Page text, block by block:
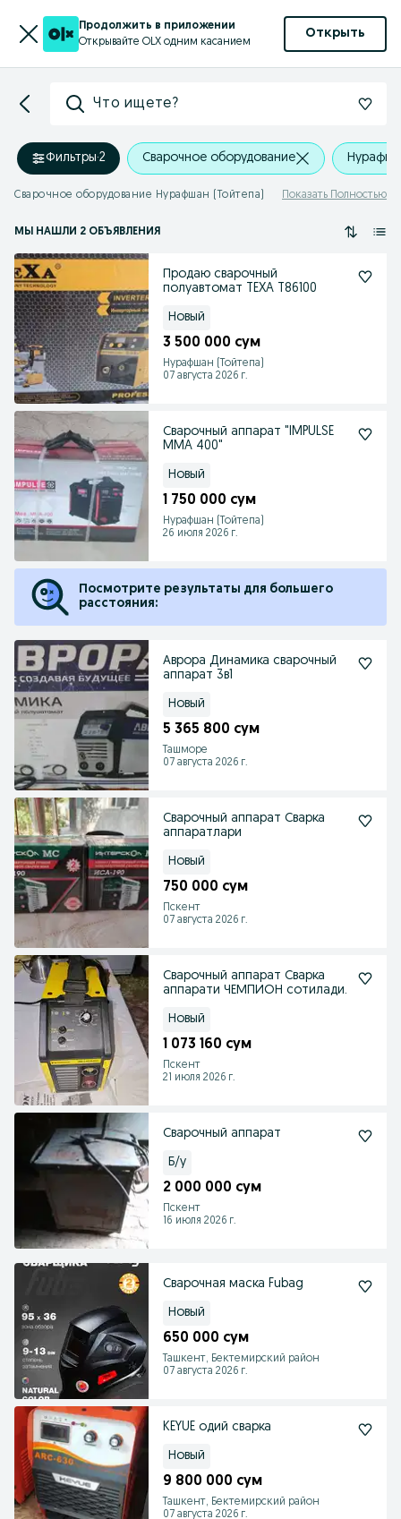
Продолжить в приложении
Открывайте OLX одним касанием
Открыть
Что ищете?
Фильтры·2 Сварочное оборудование
Сварочное оборудование Нурафшан (Тойтепа) Показать Полностью
МЫ НАШЛИ 2 ОБЪЯВЛЕНИЯ
Продаю сварочный
полуавтомат TEXA T86100
Новый
3 500 000 сум
Нурафшан (Тойтепа)
07 августа 2026 г.
Сварочный аппарат "IMPULSE
MMA 400"
Новый
1 750 000 сум
Нурафшан (Тойтепа)
26 июля 2026 г.
Посмотрите результаты для большего
расстояния:
Аврора Динамика сварочный
аппарат 3в1
Новый
5 365 800 сум
Ташморе
07 августа 2026 г.
Сварочный аппарат Сварка
аппаратлари
Новый
750 000 сум
Пскент
07 августа 2026 г.
Сварочный аппарат Сварка
аппарати ЧЕМПИОН сотилади.
Новый
1 073 160 сум
Пскент
21 июля 2026 г.
Сварочный аппарат
Б/у
2 000 000 сум
Пскент
16 июля 2026 г.
Сварочная маска Fubag
Новый
650 000 сум
Ташкент, Бектемирский район
07 августа 2026 г.
KEYUE одий сварка
Новый
9 800 000 сум
Ташкент, Бектемирский район
07 августа 2026 г.